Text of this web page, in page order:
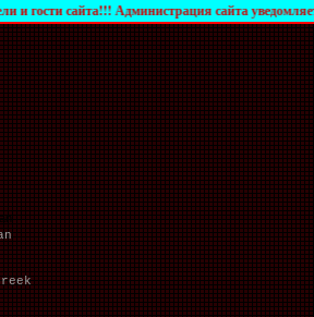
Администрация сайта уведомляет!!!